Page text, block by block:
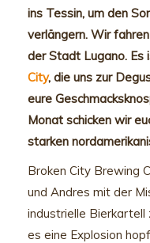
ins Tessin, um den
verlängern. Wir
der Stadt Lugano. Es
City, die uns zur
eure
Monat schicken wir
starken
Broken City Brewing
und Andres mit der
industrielle Bierkartell
es eine Explosion